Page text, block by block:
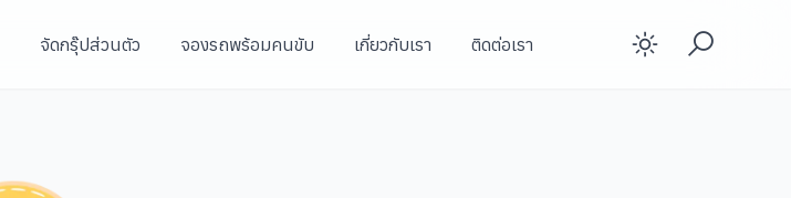
จัดกรุ๊ปส่วนตัว จองรถพร้อมคนขับ เกี่ยวกับเรา ติดต่อเรา Enable